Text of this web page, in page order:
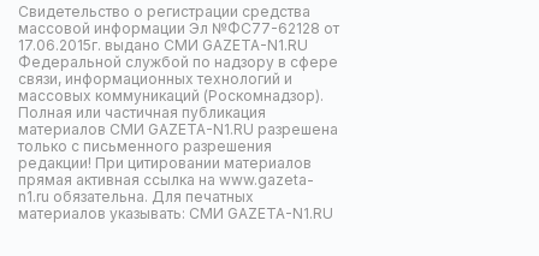
Свидетельство о регистрации средства
массовой информации Эл №ФС77-62128 от
17.06.2015г. выдано СМИ GAZETA-N1.RU
Федеральной службой по надзору в сфере
связи, информационных технологий и
массовых коммуникаций (Роскомнадзор).
Полная или частичная публикация
материалов СМИ GAZETA-N1.RU разрешена
только с письменного разрешения
редакции! При цитировании материалов
прямая активная ссылка на www.gazeta-
n1.ru обязательна. Для печатных
материалов указывать: СМИ GAZETA-N1.RU